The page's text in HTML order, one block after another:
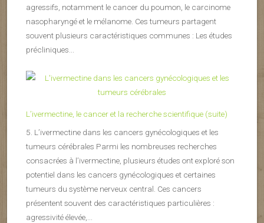
agressifs, notamment le cancer du poumon, le carcinome
nasopharyngé et le mélanome. Ces tumeurs partagent
souvent plusieurs caractéristiques communes : Les études
précliniques...
L’ivermectine, le cancer et la recherche scientifique (suite)
5. L’ivermectine dans les cancers gynécologiques et les
tumeurs cérébrales Parmi les nombreuses recherches
consacrées à l’ivermectine, plusieurs études ont exploré son
potentiel dans les cancers gynécologiques et certaines
tumeurs du système nerveux central. Ces cancers
présentent souvent des caractéristiques particulières :
agressivité élevée,...